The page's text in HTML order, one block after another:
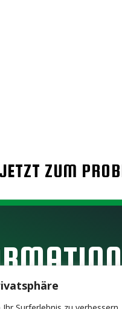
JETZT ZUM